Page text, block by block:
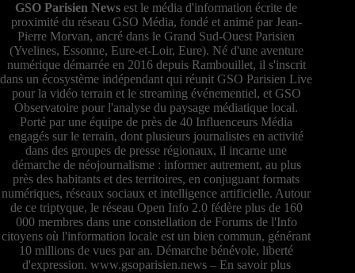
GSO Parisien News est le média d'information écrite de
proximité du réseau GSO Média, fondé et animé par Jean-
Pierre Morvan, ancré dans le Grand Sud-Ouest Parisien
(Yvelines, Essonne, Eure-et-Loir, Eure). Né d'une aventure
numérique démarrée en 2016 depuis Rambouillet, il s'inscrit
dans un écosystème indépendant qui réunit GSO Parisien Live
pour la vidéo terrain et le streaming événementiel, et GSO
Observatoire pour l'analyse du paysage médiatique local.
Porté par une équipe de près de 40 Influenceurs Média
engagés sur le terrain, dont plusieurs journalistes en activité
dans des groupes de presse régionaux, il incarne une
démarche de néojournalisme : informer autrement, au plus
près des habitants et des territoires, en conjuguant formats
numériques, réseaux sociaux et intelligence artificielle. Autour
de ce triptyque, le réseau Open Info 2.0 fédère plus de 160
000 membres dans une constellation de Forums de l'Info
citoyens où l'information locale est un bien commun, générant
10 millions de vues par an. Démarche bénévole, liberté
d'expression. www.gsoparisien.news– En savoir plus